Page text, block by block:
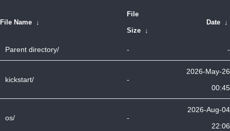
File Name ↓
File
Size ↓
Date ↓
Parent directory/ - -
kickstart/ -
2026-May-26
00:45
os/ -
2026-Aug-04
22:06